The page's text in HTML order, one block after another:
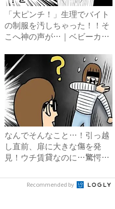
「大ピンチ！」生理でバイト
の制服を汚しちゃった！！そ
こへ神の声が…｜ベビーカレ
なんでそんなこと…！引っ越
し直前、扉に大きな傷を発
見！ウチ賃貸なのに…驚愕の
Recommended by